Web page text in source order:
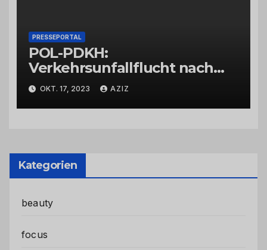
PRESSEPORTAL
POL-PDKH:
Verkehrsunfallflucht nach
Abbiegevorgang
OKT. 17, 2023 AZIZ
Kategorien
beauty
focus